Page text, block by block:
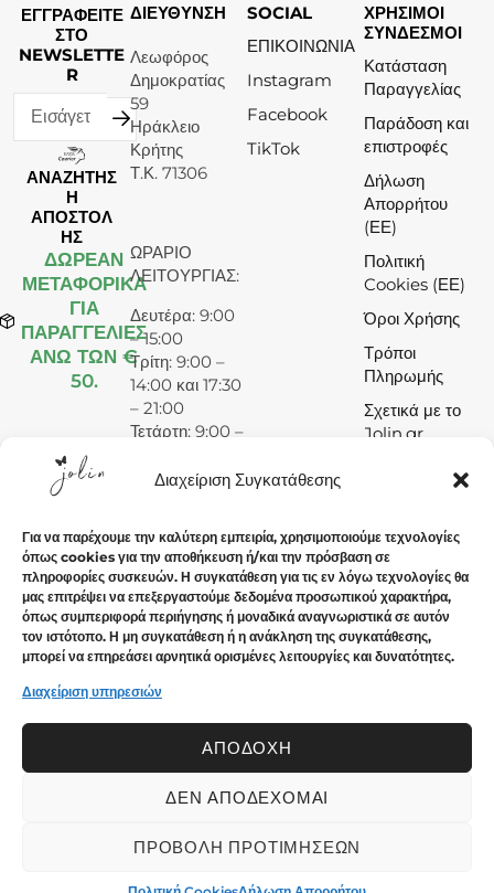
Διαχείριση Συγκατάθεσης
Για να παρέχουμε την καλύτερη εμπειρία, χρησιμοποιούμε τεχνολογίες
όπως cookies για την αποθήκευση ή/και την πρόσβαση σε
πληροφορίες συσκευών. Η συγκατάθεση για τις εν λόγω τεχνολογίες θα
μας επιτρέψει να επεξεργαστούμε δεδομένα προσωπικού χαρακτήρα,
όπως συμπεριφορά περιήγησης ή μοναδικά αναγνωριστικά σε αυτόν
τον ιστότοπο. Η μη συγκατάθεση ή η ανάκληση της συγκατάθεσης,
μπορεί να επηρεάσει αρνητικά ορισμένες λειτουργίες και δυνατότητες.
Διαχείριση υπηρεσιών
ΑΠΟΔΟΧΉ
ΔΕΝ ΑΠΟΔΈΧΟΜΑΙ
ΠΡΟΒΟΛΉ ΠΡΟΤΙΜΉΣΕΩΝ
ΕΓΓΡΑΦΕΙΤΕ
ΣΤΟ
NEWSLETTE
R
ΑΝΑΖΗΤΗΣ
Η
ΑΠΟΣΤΟΛ
ΗΣ
ΔΩΡΕΆΝ
ΜΕΤΑΦΟΡΙΚΑ
ΓΙΑ
ΠΑΡΑΓΓΕΛΙΕΣ
ΑΝΩ ΤΩΝ €
50.
ΔΙΕΥΘΥΝΣΗ
Λεωφόρος
Δημοκρατίας
59
Ηράκλειο
Κρήτης
Τ.Κ. 71306
ΩΡΑΡΙΟ
ΛΕΙΤΟΥΡΓΙΑΣ:
Δευτέρα: 9:00
– 15:00
Τρίτη: 9:00 –
14:00 και 17:30
– 21:00
Τετάρτη: 9:00 –
Πέμπτη: 9:00 –
Παρασκευή:
9:00 – 14:00
και 17:30 –
21:00
Σάββατο: 9:00
– 15:00
Κυριακή:
SOCIAL
ΕΠΙΚΟΙΝΩΝΙΑ
Instagram
Facebook
TikTok
ΧΡΗΣΙΜΟΙ
ΣΥΝΔΕΣΜΟΙ
Κατάσταση
Παραγγελίας
Παράδοση και
επιστροφές
Δήλωση
Απορρήτου
(ΕΕ)
Πολιτική
Cookies (ΕΕ)
Όροι Χρήσης
Τρόποι
Πληρωμής
Σχετικά με το
Jolin.gr